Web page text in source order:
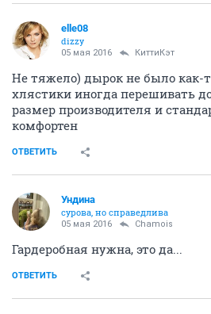
elle08
dizzy
05 мая 2016 КиттиКэт
Не тяжело) дырок не было как-
хлястики иногда перешивать
размер производителя и
комфортен
ОТВЕТИТЬ
Ундинa
сурова, но справедлива
05 мая 2016 Chamois
Гардеробная нужна, это да...
ОТВЕТИТЬ